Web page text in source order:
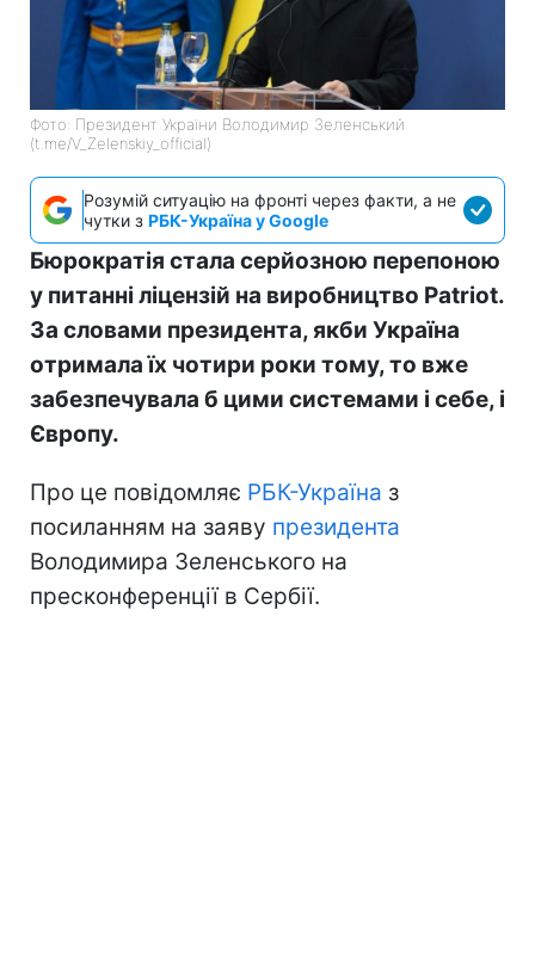
Фото: Президент України Володимир Зеленський
(t.me/V_Zelenskiy_official)
Розумій ситуацію на фронті через факти, а не
чутки з РБК-Україна у Google
Бюрократія стала серйозною перепоною
у питанні ліцензій на виробництво Patriot.
За словами президента, якби Україна
отримала їх чотири роки тому, то вже
забезпечувала б цими системами і себе, і
Європу.
Про це повідомляє РБК-Україна з
посиланням на заяву президента
Володимира Зеленського на
пресконференції в Сербії.